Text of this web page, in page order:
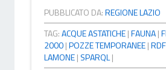
PUBBLICATO DA:REGIONE LAZIO
TAG:ACQUE ASTATICHE|FAUNA|
2000|POZZE TEMPORANEE|RDF
LAMONE| SPARQL|